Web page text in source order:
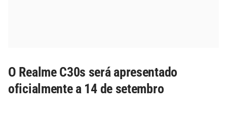
O Realme C30s será apresentado
oficialmente a 14 de setembro